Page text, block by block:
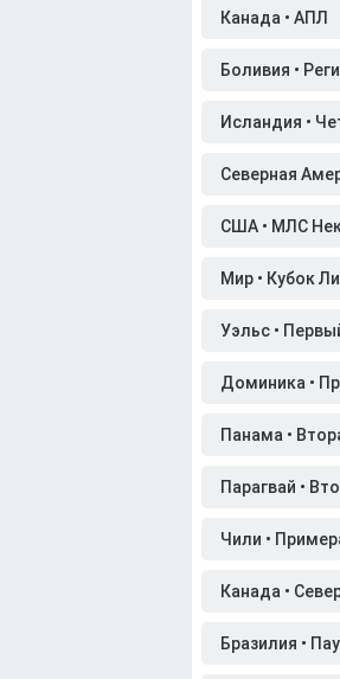
Канада • АПЛ
Боливия •
Исландия •
Северная
США • МЛС
Мир • Кубок
Уэльс •
Доминика •
Панама •
Парагвай •
Чили •
Канада •
Бразилия •